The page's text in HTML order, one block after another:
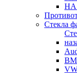
Стекла